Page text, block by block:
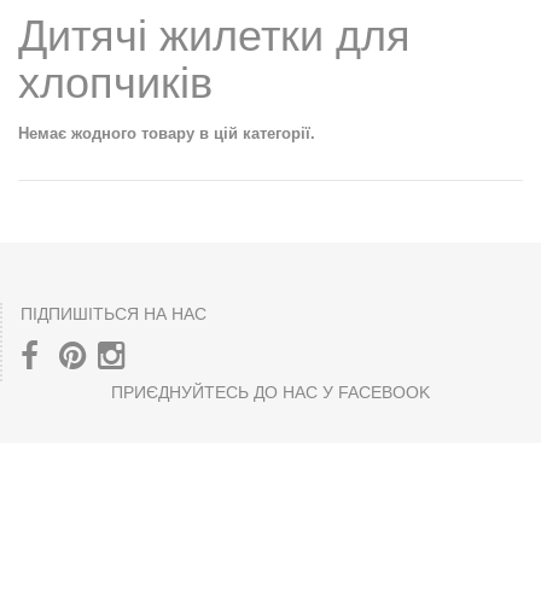
Дитячі жилетки для
хлопчиків
Немає жодного товару в цій категорії.
ПІДПИШІТЬСЯ НА НАС
ПРИЄДНУЙТЕСЬ ДО НАС У FACEBOOK